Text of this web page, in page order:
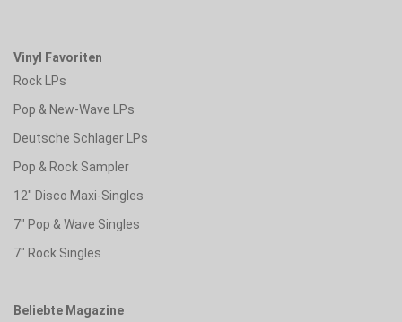
Vinyl Favoriten
Rock LPs
Pop & New-Wave LPs
Deutsche Schlager LPs
Pop & Rock Sampler
12" Disco Maxi-Singles
7" Pop & Wave Singles
7" Rock Singles
Beliebte Magazine